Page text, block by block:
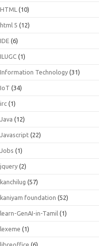
HTML (10)
html 5 (12)
IDE (6)
ILUGC (1)
Information Technology (31)
IoT (34)
irc (1)
Java (12)
Javascript (22)
Jobs (1)
jquery (2)
kanchilug (57)
kaniyam foundation (52)
learn-GenAI-in-Tamil (1)
lexeme (1)
libreoffice (6)